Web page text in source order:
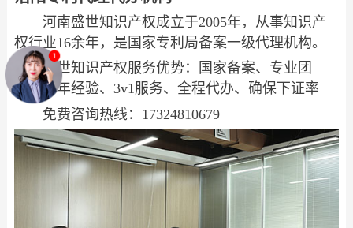
河南盛世知识产权成立于2005年，从事知识产
权行业16余年，是国家专利局备案一级代理机构。
盛世知识产权服务优势：国家备案、专业团
队、多年经验、3v1服务、全程代办、确保下证率
免费咨询热线：17324810679